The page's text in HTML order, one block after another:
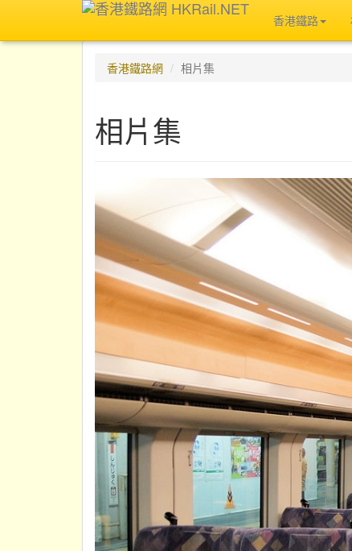
香港鐵路
香港鐵路網 相片集
相片集